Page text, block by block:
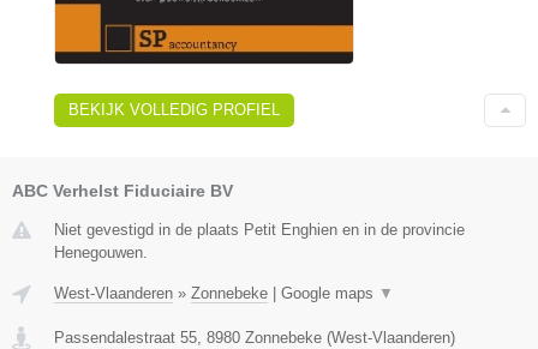
BEKIJK VOLLEDIG PROFIEL
ABC Verhelst Fiduciaire BV
Niet gevestigd in de plaats Petit Enghien en in de provincie
Henegouwen.
West-Vlaanderen » Zonnebeke Google maps ▼
Passendalestraat 55, 8980 Zonnebeke (West-Vlaanderen)